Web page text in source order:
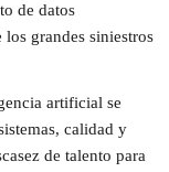
de datos
grandes siniestros
artificial se
calidad y
de talento para